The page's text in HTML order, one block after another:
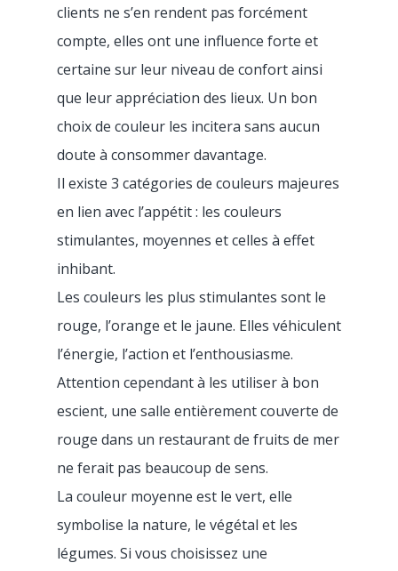
clients ne s’en rendent pas forcément
compte, elles ont une influence forte et
certaine sur leur niveau de confort ainsi
que leur appréciation des lieux. Un bon
choix de couleur les incitera sans aucun
doute à consommer davantage.
Il existe 3 catégories de couleurs majeures
en lien avec l’appétit : les couleurs
stimulantes, moyennes et celles à effet
inhibant.
Les couleurs les plus stimulantes sont le
rouge, l’orange et le jaune. Elles véhiculent
l’énergie, l’action et l’enthousiasme.
Attention cependant à les utiliser à bon
escient, une salle entièrement couverte de
rouge dans un restaurant de fruits de mer
ne ferait pas beaucoup de sens.
La couleur moyenne est le vert, elle
symbolise la nature, le végétal et les
légumes. Si vous choisissez une